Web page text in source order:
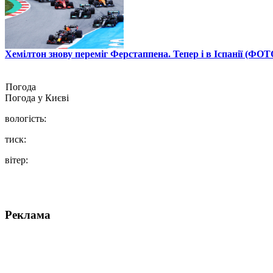
Хемілтон знову переміг Ферстаппена. Тепер і в Іспанії
Погода
Погода у Києві
вологість:
тиск:
вітер:
Реклама